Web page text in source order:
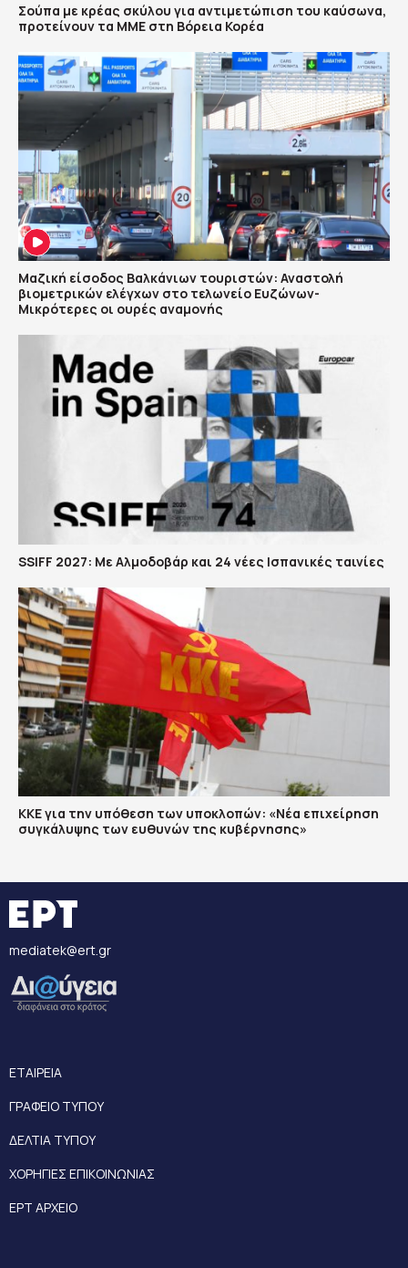
Σούπα με κρέας σκύλου για αντιμετώπιση του καύσωνα,
προτείνουν τα ΜΜΕ στη Βόρεια Κορέα
Μαζική είσοδος Βαλκάνιων τουριστών: Αναστολή
βιομετρικών ελέγχων στο τελωνείο Ευζώνων-
Μικρότερες οι ουρές αναμονής
SSIFF 2027: Με Αλμοδοβάρ και 24 νέες Ισπανικές ταινίες
ΚΚΕ για την υπόθεση των υποκλοπών: «Νέα επιχείρηση
συγκάλυψης των ευθυνών της κυβέρνησης»
mediatek@ert.gr
ΕΤΑΙΡΕΙΑ
ΓΡΑΦΕΙΟ ΤΥΠΟΥ
ΔΕΛΤΙΑ ΤΥΠΟΥ
ΧΟΡΗΓΙΕΣ ΕΠΙΚΟΙΝΩΝΙΑΣ
ΕΡΤ ΑΡΧΕΙΟ